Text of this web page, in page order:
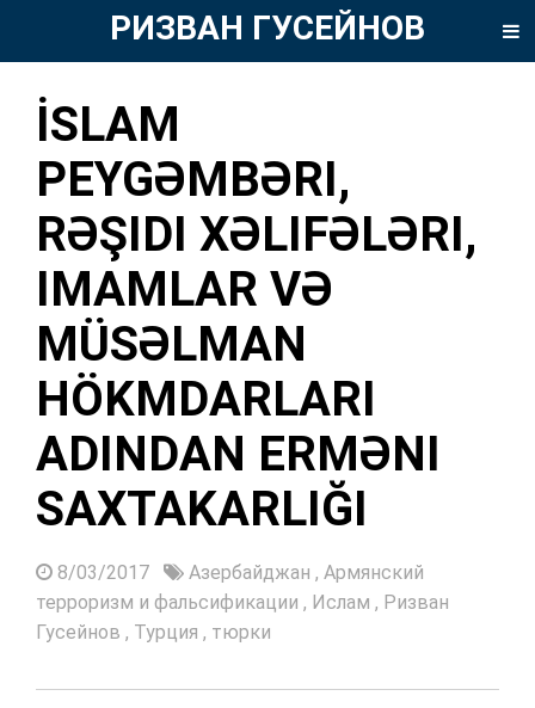
РИЗВАН ГУСЕЙНОВ
İSLAM
PEYGƏMBƏRI,
RƏŞIDI XƏLIFƏLƏRI,
IMAMLAR VƏ
MÜSƏLMAN
HÖKMDARLARI
ADINDAN ERMƏNI
SAXTAKARLIĞI
8/03/2017 Азербайджан , Армянский
терроризм и фальсификации , Ислам , Ризван
Гусейнов , Турция , тюрки